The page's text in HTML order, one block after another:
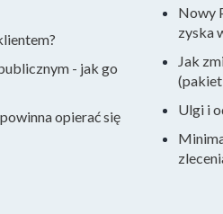
- jak go
opierać się
Nowy
zyska
Jak
Ulgi i